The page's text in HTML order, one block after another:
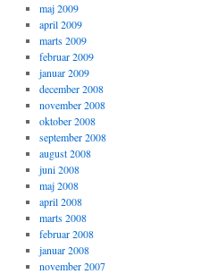
maj 2009
april 2009
marts 2009
februar 2009
januar 2009
december 2008
november 2008
oktober 2008
september 2008
august 2008
juni 2008
maj 2008
april 2008
marts 2008
februar 2008
januar 2008
november 2007